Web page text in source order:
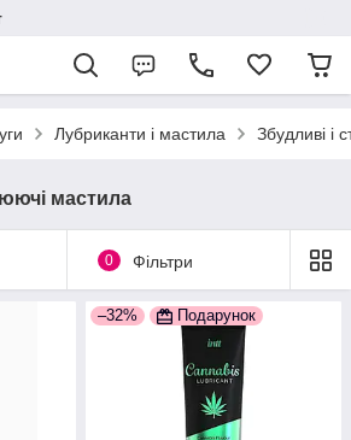
Лубриканти і мастила Збудливі і
мастила
0 Фільтри
–32% Подарунок